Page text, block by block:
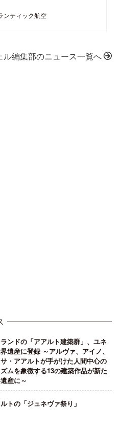
ンティック航空
ル編集部のニュース一覧へ
ンドの「アアルト建築群」、ユネ
登録 ～アルヴァ、アイノ、
・アアルトが手がけた人間中心の
ムを象徴する13の建築作品が新た
産に～
トの「ジュネヴァ祭り」